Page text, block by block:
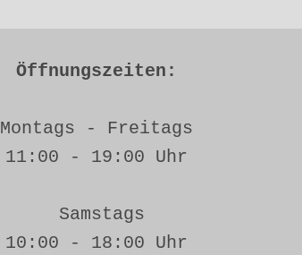
Öffnungszeiten:
Montags - Freitags
11:00 - 19:00 Uhr
Samstags
10:00 - 18:00 Uhr